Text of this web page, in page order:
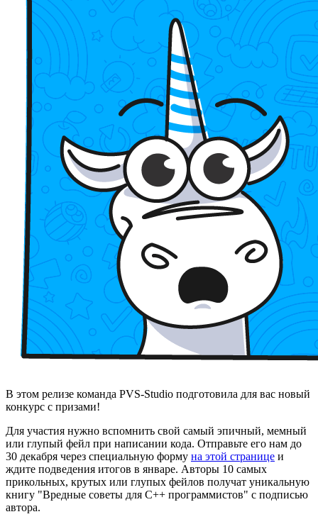
В этом релизе команда PVS-Studio подготовила для вас новый
конкурс с призами!
Для участия нужно вспомнить свой самый эпичный, мемный
или глупый фейл при написании кода. Отправьте его нам до
30 декабря через специальную форму на этой странице и
ждите подведения итогов в январе. Авторы 10 самых
прикольных, крутых или глупых фейлов получат уникальную
книгу "Вредные советы для C++ программистов" с подписью
автора.